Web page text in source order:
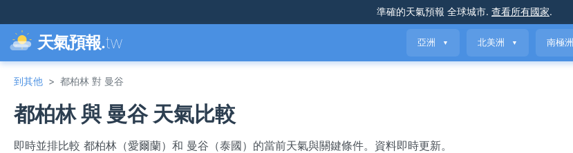
準確的天氣預報 全球城市. 查看所有國家.
天氣預報.tw 亞洲 ▼ 北美洲 ▼ 南極洲
到其他 > 都柏林 對 曼谷
都柏林 與 曼谷 天氣比較
即時並排比較 都柏林（愛爾蘭）和 曼谷（泰國）的當前天氣與關鍵條件。資料即時更新。